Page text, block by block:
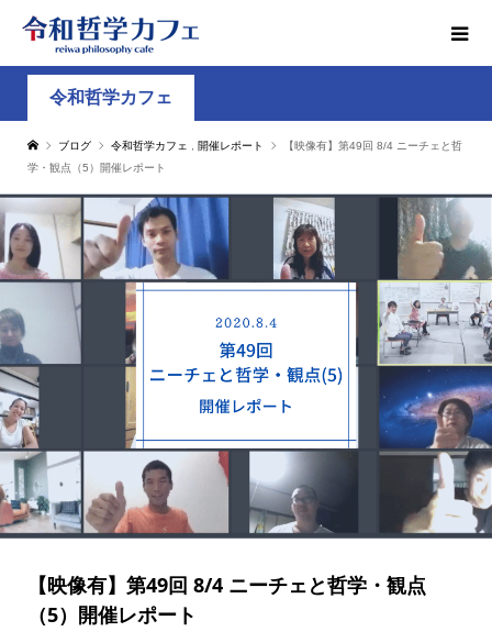
令和哲学カフェ
ブログ 令和哲学カフェ 開催レポート
【映像有】第49回 8/4 ニーチェと哲
学・観点（5）開催レポート
【映像有】第49回 8/4 ニーチェと哲学・観点
（5）開催レポート